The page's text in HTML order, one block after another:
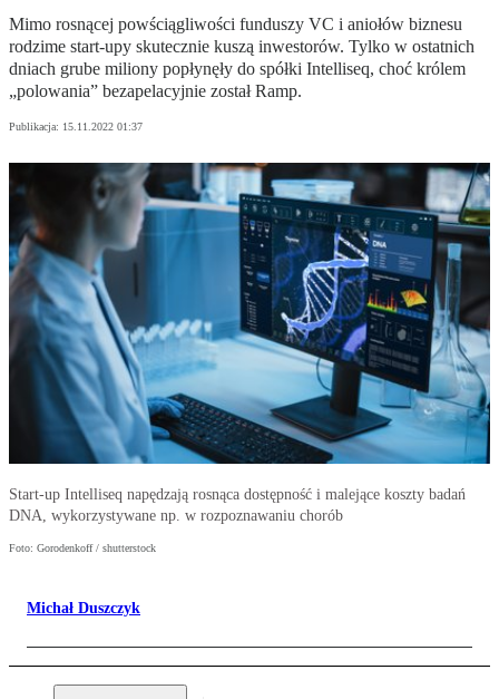
Mimo rosnącej powściągliwości funduszy VC i aniołów biznesu
rodzime start-upy skutecznie kuszą inwestorów. Tylko w ostatnich
dniach grube miliony popłynęły do spółki Intelliseq, choć królem
„polowania” bezapelacyjnie został Ramp.
Publikacja: 15.11.2022 01:37
Start-up Intelliseq napędzają rosnąca dostępność i malejące koszty badań
DNA, wykorzystywane np. w rozpoznawaniu chorób
Foto: Gorodenkoff / shutterstock
Michał Duszczyk